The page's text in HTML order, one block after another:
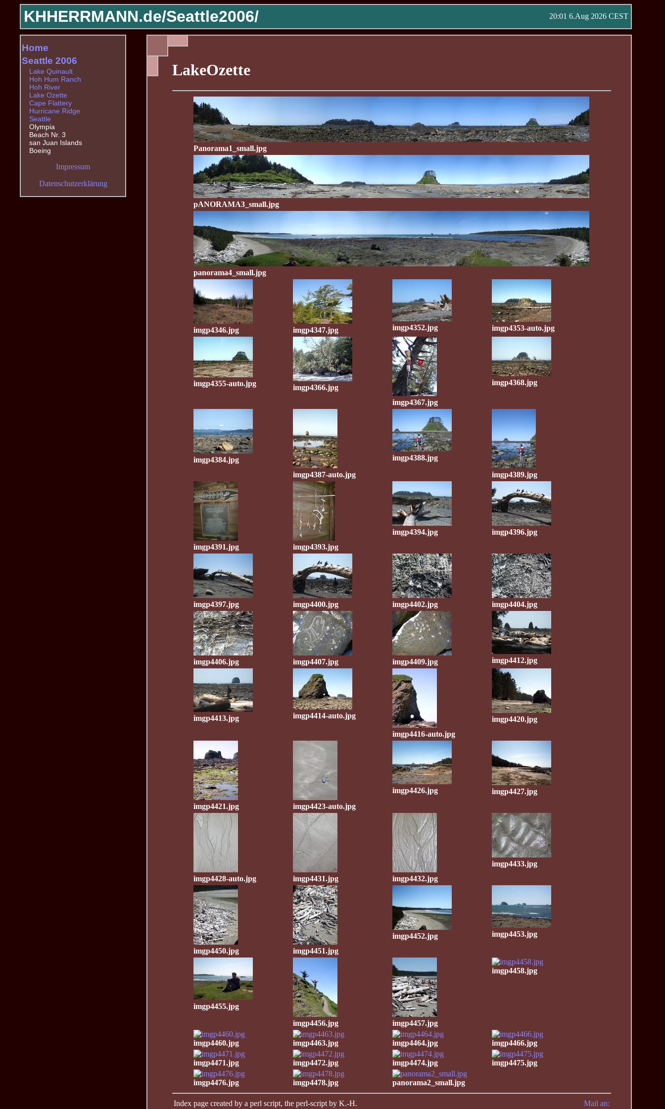
KHHERRMANN.de/Seattle2006/ 20:01 6.Aug 2026 CEST
LakeOzette
Panorama1_small.jpg
pANORAMA3_small.jpg
panorama4_small.jpg
imgp4346.jpg imgp4347.jpg imgp4352.jpg imgp4353-auto.jpg
imgp4355-auto.jpg
imgp4366.jpg
imgp4367.jpg
imgp4368.jpg
imgp4384.jpg
imgp4387-auto.jpg
imgp4388.jpg
imgp4389.jpg
imgp4391.jpg imgp4393.jpg
imgp4394.jpg imgp4396.jpg
imgp4397.jpg imgp4400.jpg imgp4402.jpg imgp4404.jpg
imgp4406.jpg imgp4407.jpg imgp4409.jpg imgp4412.jpg
imgp4413.jpg imgp4414-auto.jpg
imgp4416-auto.jpg
imgp4420.jpg
imgp4421.jpg imgp4423-auto.jpg
imgp4426.jpg imgp4427.jpg
imgp4428-auto.jpg imgp4431.jpg imgp4432.jpg
imgp4433.jpg
imgp4450.jpg imgp4451.jpg
imgp4452.jpg imgp4453.jpg
imgp4455.jpg
imgp4456.jpg
imgp4457.jpg
imgp4458.jpg
imgp4460.jpg imgp4463.jpg imgp4464.jpg imgp4466.jpg
imgp4471.jpg imgp4472.jpg imgp4474.jpg imgp4475.jpg
imgp4476.jpg imgp4478.jpg panorama2_small.jpg
Index page created by a perl script, the perl-script by K.-H.
Mail an:
Home
Seattle 2006
Lake Quinault
Hoh Hum Ranch
Hoh River
Lake Ozette
Cape Flattery
Hurricane Ridge
Seattle
Olympia
Beach Nr. 3
san Juan Islands
Boeing
Impressum
Datenschutzerklärung